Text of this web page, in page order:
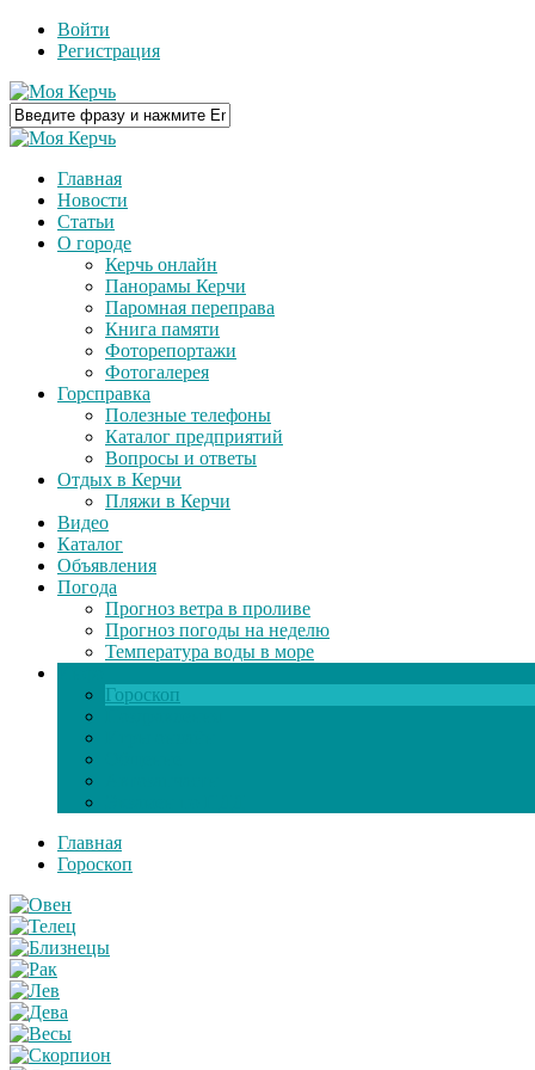
Войти
Регистрация
Главная
Новости
Статьи
О городе
Керчь онлайн
Панорамы Керчи
Паромная переправа
Книга памяти
Фоторепортажи
Фотогалерея
Горсправка
Полезные телефоны
Каталог предприятий
Вопросы и ответы
Отдых в Керчи
Пляжи в Керчи
Видео
Каталог
Объявления
Погода
Прогноз ветра в проливе
Прогноз погоды на неделю
Температура воды в море
Гороскоп
Главная
Гороскоп